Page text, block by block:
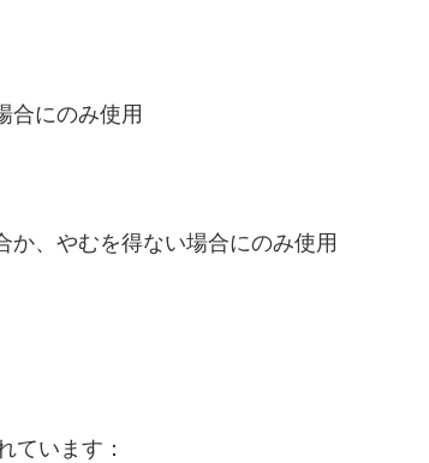
合にのみ使用
、やむを得ない場合にのみ使用
ています：